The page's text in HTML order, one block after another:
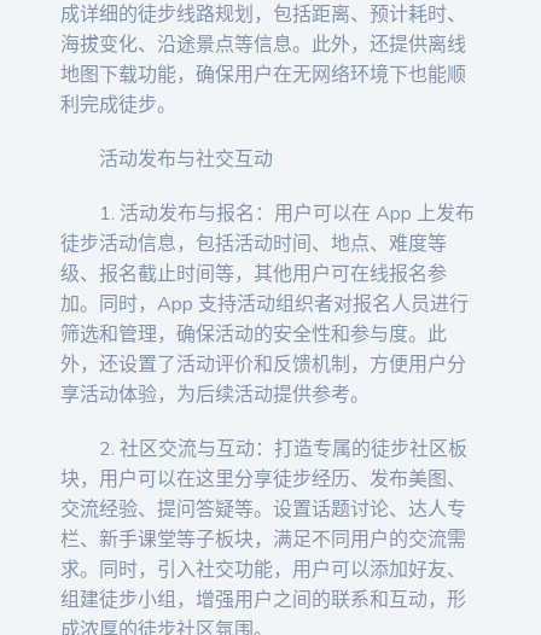
成详细的徒步线路规划，包括距离、预计耗时、
海拔变化、沿途景点等信息。此外，还提供离线
地图下载功能，确保用户在无网络环境下也能顺
利完成徒步。
活动发布与社交互动
1. 活动发布与报名：用户可以在 App 上发布
徒步活动信息，包括活动时间、地点、难度等
级、报名截止时间等，其他用户可在线报名参
加。同时，App 支持活动组织者对报名人员进行
筛选和管理，确保活动的安全性和参与度。此
外，还设置了活动评价和反馈机制，方便用户分
享活动体验，为后续活动提供参考。
2. 社区交流与互动：打造专属的徒步社区板
块，用户可以在这里分享徒步经历、发布美图、
交流经验、提问答疑等。设置话题讨论、达人专
栏、新手课堂等子板块，满足不同用户的交流需
求。同时，引入社交功能，用户可以添加好友、
组建徒步小组，增强用户之间的联系和互动，形